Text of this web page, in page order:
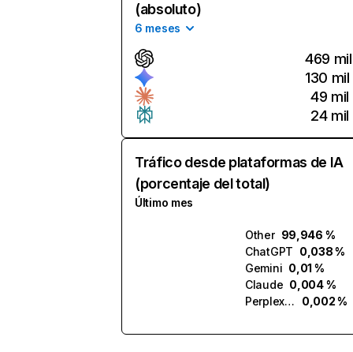
(absoluto)
6 meses
469 mil
130 mil
49 mil
24 mil
Tráfico desde plataformas de IA
(porcentaje del total)
Último mes
Other 99,946 %
ChatGPT 0,038 %
Gemini 0,01 %
Claude 0,004 %
Perplexity
0,002 %